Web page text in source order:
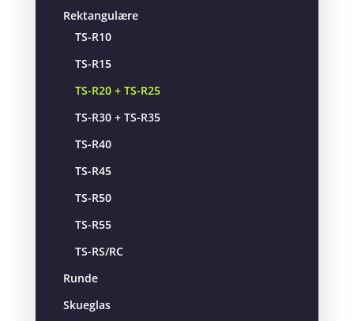
Rektangulære
TS-R10
TS-R15
TS-R20 + TS-R25
TS-R30 + TS-R35
TS-R40
TS-R45
TS-R50
TS-R55
TS-RS/RC
Runde
Skueglas